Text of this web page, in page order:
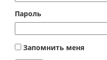
Пароль
Запомнить меня